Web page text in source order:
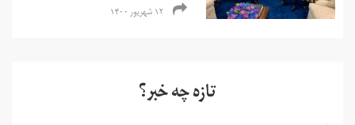
۱۲ شهریور ۱۴۰۰
تازه چه خبر؟